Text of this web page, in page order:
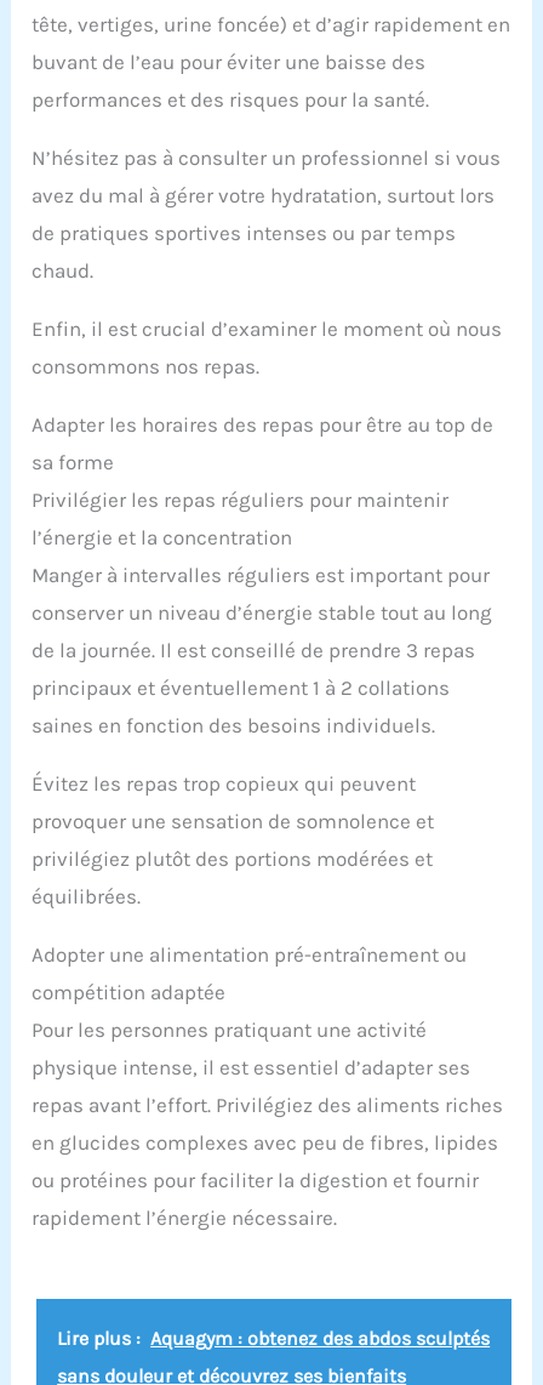
tête, vertiges, urine foncée) et d’agir rapidement en
buvant de l’eau pour éviter une baisse des
performances et des risques pour la santé.
N’hésitez pas à consulter un professionnel si vous
avez du mal à gérer votre hydratation, surtout lors
de pratiques sportives intenses ou par temps
chaud.
Enfin, il est crucial d’examiner le moment où nous
consommons nos repas.
Adapter les horaires des repas pour être au top de
sa forme
Privilégier les repas réguliers pour maintenir
l’énergie et la concentration
Manger à intervalles réguliers est important pour
conserver un niveau d’énergie stable tout au long
de la journée. Il est conseillé de prendre 3 repas
principaux et éventuellement 1 à 2 collations
saines en fonction des besoins individuels.
Évitez les repas trop copieux qui peuvent
provoquer une sensation de somnolence et
privilégiez plutôt des portions modérées et
équilibrées.
Adopter une alimentation pré-entraînement ou
compétition adaptée
Pour les personnes pratiquant une activité
physique intense, il est essentiel d’adapter ses
repas avant l’effort. Privilégiez des aliments riches
en glucides complexes avec peu de fibres, lipides
ou protéines pour faciliter la digestion et fournir
rapidement l’énergie nécessaire.
Lire plus : Aquagym : obtenez des abdos sculptés
sans douleur et découvrez ses bienfaits